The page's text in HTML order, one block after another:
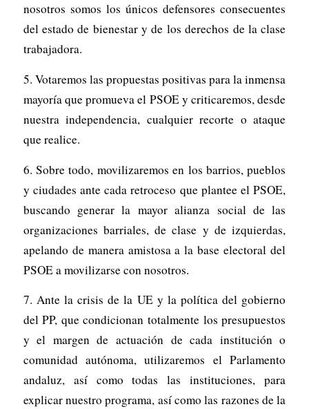
nosotros somos los únicos defensores consecuentes
del estado de bienestar y de los derechos de la clase
trabajadora.
5. Votaremos las propuestas positivas para la inmensa
mayoría que promueva el PSOE y criticaremos, desde
nuestra independencia, cualquier recorte o ataque
que realice.
6. Sobre todo, movilizaremos en los barrios, pueblos
y ciudades ante cada retroceso que plantee el PSOE,
buscando generar la mayor alianza social de las
organizaciones barriales, de clase y de izquierdas,
apelando de manera amistosa a la base electoral del
PSOE a movilizarse con nosotros.
7. Ante la crisis de la UE y la política del gobierno
del PP, que condicionan totalmente los presupuestos
y el margen de actuación de cada institución o
comunidad autónoma, utilizaremos el Parlamento
andaluz, así como todas las instituciones, para
explicar nuestro programa, así como las razones de la